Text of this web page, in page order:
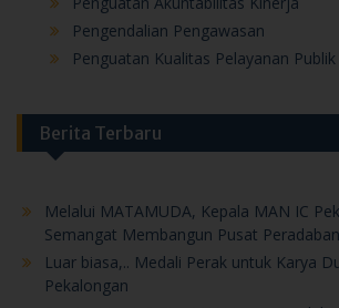
Penguatan Kualitas Pelayanan Publik
Luar biasa,.. Medali Perak untuk Karya
Pekalongan
Prestasi Lagi, 3 Tim MAN Insan
ke Tahap Final OPSI Tahun 2025